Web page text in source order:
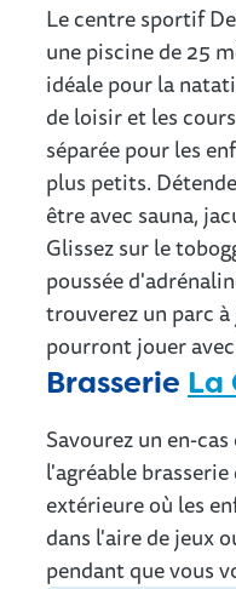
Le centre sportif
une piscine de 25
idéale pour la
de loisir et les
séparée pour les
plus petits.
être avec sauna,
Glissez sur le
poussée
trouverez un parc
pourront jouer
Brasserie La
Savourez un en-
l'agréable
extérieure où les
dans l'aire de jeux
pendant que vous